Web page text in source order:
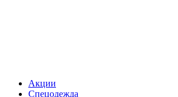
Акции
Спецодежда